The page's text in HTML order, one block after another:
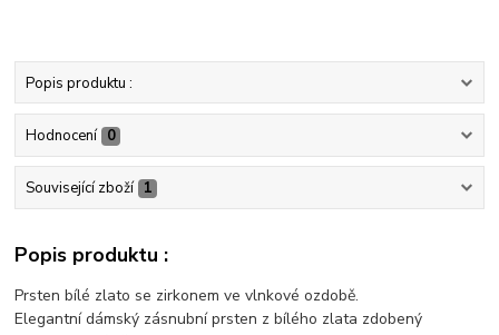
Popis produktu :
Hodnocení 0
Související zboží 1
Popis produktu :
Prsten bílé zlato se zirkonem ve vlnkové ozdobě.
Elegantní dámský zásnubní prsten z bílého zlata zdobený